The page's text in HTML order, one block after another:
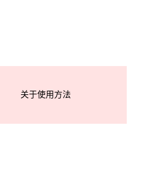
关于使用方法